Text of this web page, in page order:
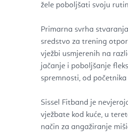
žele poboljšati svoju
Primarna svrha
sredstvo za trening
vježbi usmjerenih na
jačanje i poboljšanje
spremnosti, od
Sissel Fitband je
vježbate kod kuće, u
način za angažiranje